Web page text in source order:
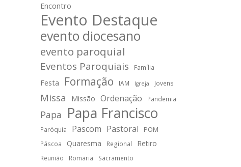
Encontro
Evento Destaque
evento diocesano
evento paroquial
Eventos Paroquiais Família
Festa Formação IAM Igreja Jovens
Missa Missão Ordenação Pandemia
Papa Papa Francisco
Paróquia Pascom Pastoral POM
Páscoa Quaresma Regional Retiro
Reunião Romaria Sacramento